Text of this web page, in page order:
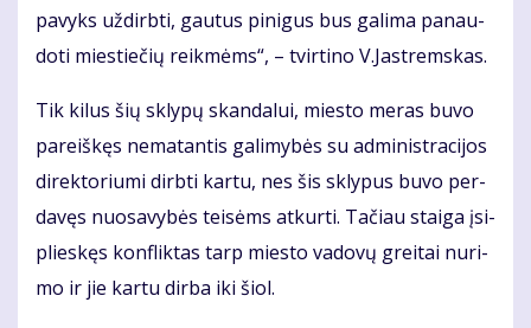
pa­vyks už­dirb­ti, gau­tus pi­ni­gus bus ga­li­ma pa­nau­
do­ti mies­tie­čių reik­mėms“, – tvir­ti­no V.Jast­rems­kas.
Tik ki­lus šių skly­pų skan­da­lui, mies­to me­ras bu­vo
pa­reiš­kęs ne­ma­tan­tis ga­li­my­bės su ad­mi­nist­ra­ci­jos
di­rek­to­riu­mi dirb­ti kar­tu, nes šis skly­pus bu­vo per­
da­vęs nuo­sa­vy­bės tei­sėms at­kur­ti. Ta­čiau stai­ga įsi­
plies­kęs kon­flik­tas tarp mies­to va­do­vų grei­tai nu­ri­
mo ir jie kar­tu dir­ba iki šiol.